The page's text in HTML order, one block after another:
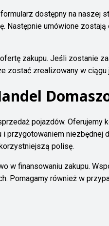
dostępny na
umówione
zakupu. Jeśli zostanie
zostać zrealizowany w ciągu
pojazdów. Oferujemy
przygotowaniem
polisę.
w finansowaniu zakupu.
Pomagamy również w